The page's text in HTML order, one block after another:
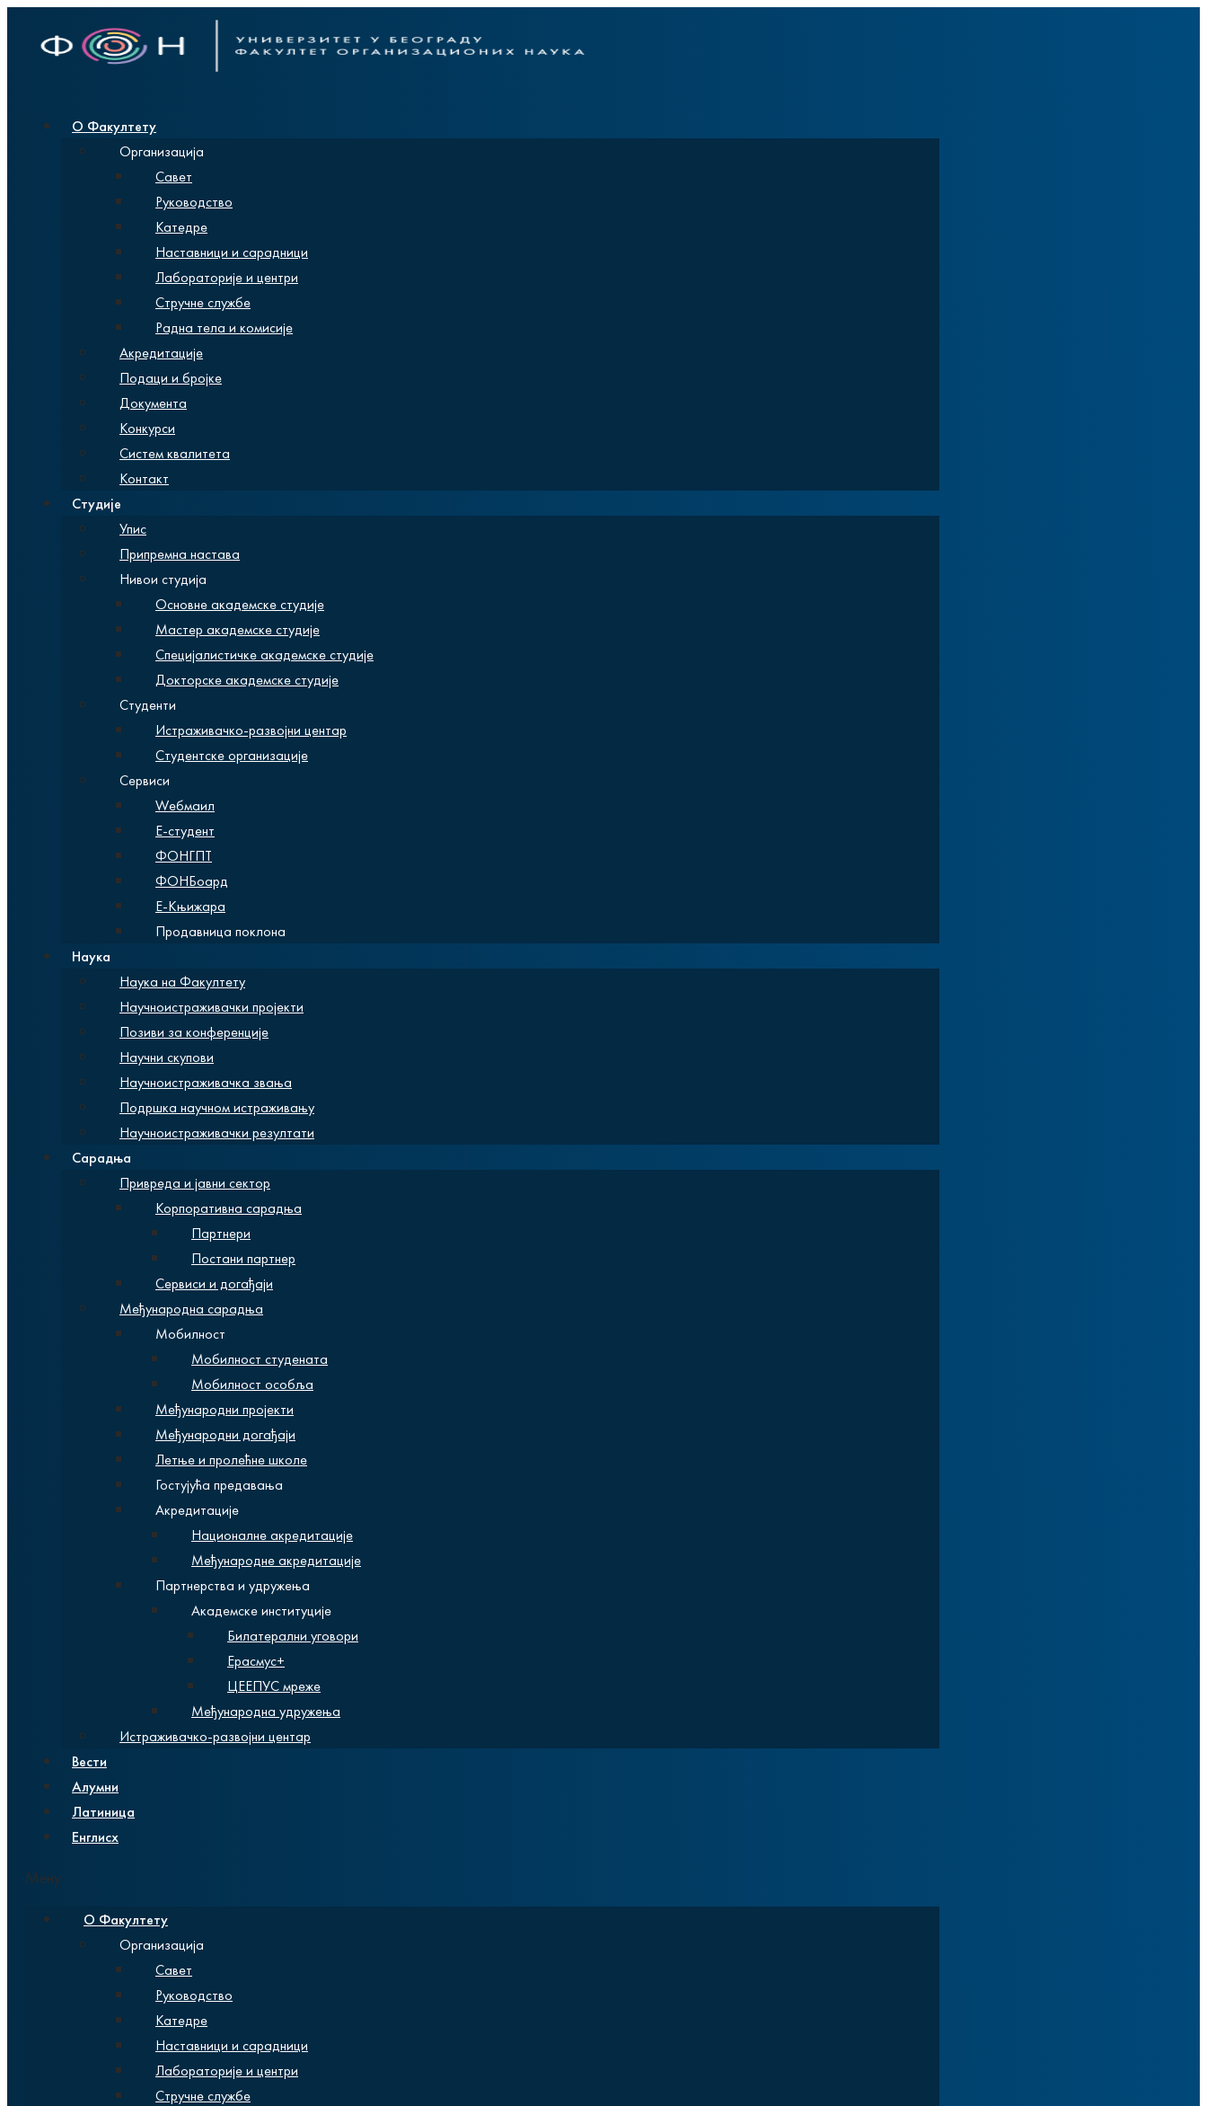
О Факултету
Организација
Савет
Руководство
Катедре
Наставници и сарадници
Лабораторије и центри
Стручне службе
Радна тела и комисије
Акредитације
Подаци и бројке
Документа
Конкурси
Систем квалитета
Контакт
Студије
Упис
Припремна настава
Нивои студија
Основне академске студије
Мастер академске студије
Специјалистичке академске студије
Докторске академске студије
Студенти
Истраживачко-развојни центар
Студентске организације
Сервиси
Wебмаил
Е-студент
ФОНГПТ
ФОНБоард
Е-Књижара
Продавница поклона
Наука
Наука на Факултету
Научноистраживачки пројекти
Позиви за конференције
Научни скупови
Научноистраживачка звања
Подршка научном истраживању
Научноистраживачки резултати
Сарадња
Привреда и јавни сектор
Корпоративна сарадња
Партнери
Постани партнер
Сервиси и догађаји
Међународна сарадња
Мобилност
Мобилност студената
Мобилност особља
Међународни пројекти
Међународни догађаји
Летње и пролећне школе
Гостујућа предавања
Акредитације
Националне акредитације
Међународне акредитације
Партнерства и удружења
Академске институције
Билатерални уговори
Ерасмус+
ЦЕЕПУС мреже
Међународна удружења
Истраживачко-развојни центар
Вести
Алумни
Латиница
Енглисх
Мену
О Факултету
Организација
Савет
Руководство
Катедре
Наставници и сарадници
Лабораторије и центри
Стручне службе